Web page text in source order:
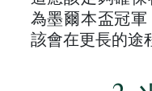
為墨爾本盃冠
該會在更長的途